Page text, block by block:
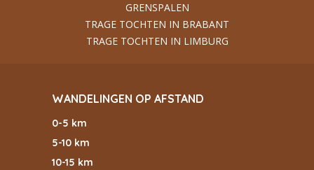
GRENSPALEN
TRAGE TOCHTEN IN BRABANT
TRAGE TOCHTEN IN LIMBURG
WANDELINGEN OP AFSTAND
0-5 km
5-10 km
10-15 km